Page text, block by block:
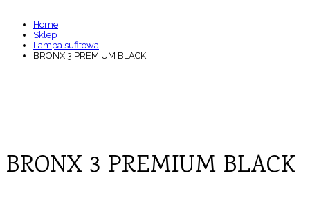
Home
Sklep
Lampa sufitowa
BRONX 3 PREMIUM BLACK
BRONX 3 PREMIUM BLACK